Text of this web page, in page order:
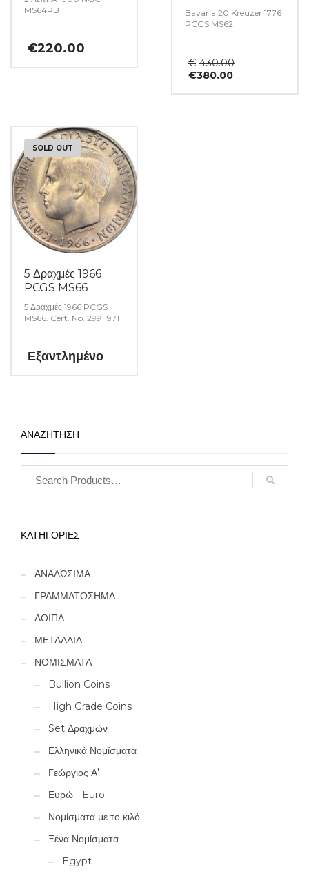
MS64RB
€220.00
Bavaria 20 Kreuzer 1776
PCGS MS62
€ 430.00
€380.00
SOLD OUT
5 Δραχμές 1966
PCGS MS66
5 Δραχμές 1966 PCGS
MS66. Cert. No. 29911971
Εξαντλημένο
ΑΝΑΖΗΤΗΣΗ
ΚΑΤΗΓΟΡΙΕΣ
ΑΝΑΛΩΣΙΜΑ
ΓΡΑΜΜΑΤΟΣΗΜΑ
ΛΟΙΠΑ
ΜΕΤΑΛΛΙΑ
ΝΟΜΙΣΜΑΤΑ
Bullion Coins
High Grade Coins
Set Δραχμών
Ελληνικά Νομίσματα
Γεώργιος Α'
Ευρώ - Euro
Νομίσματα με το κιλό
Ξένα Νομίσματα
Egypt